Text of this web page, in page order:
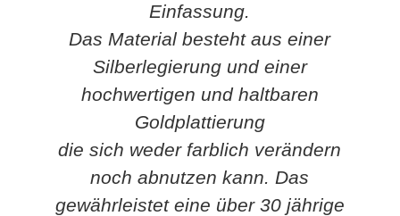
Einfassung.
Das Material besteht aus einer
Silberlegierung und einer
hochwertigen und haltbaren
Goldplattierung
die sich weder farblich verändern
noch abnutzen kann. Das
gewährleistet eine über 30 jährige